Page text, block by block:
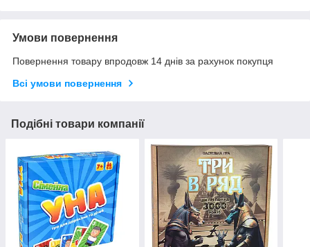
Умови повернення
Повернення товару впродовж 14 днів за рахунок покупця
Всі умови повернення
Подібні товари компанії